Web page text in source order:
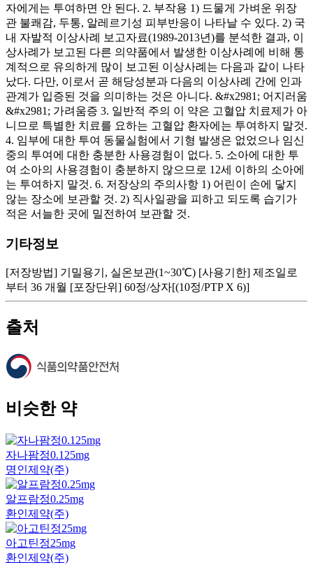
자에게는 투여하면 안 된다. 2. 부작용 1) 드물게 가벼운 위장
관 불쾌감, 두통, 알레르기성 피부반응이 나타날 수 있다. 2) 국
내 자발적 이상사례 보고자료(1989-2013년)를 분석한 결과, 이
상사례가 보고된 다른 의약품에서 발생한 이상사례에 비해 통
계적으로 유의하게 많이 보고된 이상사례는 다음과 같이 나타
났다. 다만, 이로서 곧 해당성분과 다음의 이상사례 간에 인과
관계가 입증된 것을 의미하는 것은 아니다. &#x2981; 어지러움
&#x2981; 가려움증 3. 일반적 주의 이 약은 고혈압 치료제가 아
니므로 특별한 치료를 요하는 고혈압 환자에는 투여하지 말것.
4. 임부에 대한 투여 동물실험에서 기형 발생은 없었으나 임신
중의 투여에 대한 충분한 사용경험이 없다. 5. 소아에 대한 투
여 소아의 사용경험이 충분하지 않으므로 12세 이하의 소아에
는 투여하지 말것. 6. 저장상의 주의사항 1) 어린이 손에 닿지
않는 장소에 보관할 것. 2) 직사일광을 피하고 되도록 습기가
적은 서늘한 곳에 밀전하여 보관할 것.
기타정보
[저장방법] 기밀용기, 실온보관(1~30℃) [사용기한] 제조일로
부터 36 개월 [포장단위] 60정/상자[(10정/PTP X 6)]
출처
비슷한 약
자나팜정0.125mg
명인제약(주)
알프람정0.25mg
환인제약(주)
아고틴정25mg
환인제약(주)